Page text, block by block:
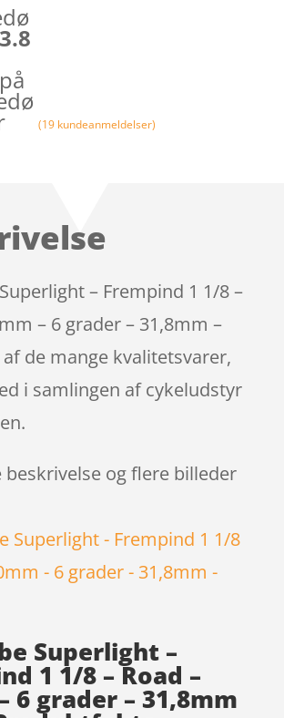
3.8
(19 kundeanmeldelser)
– Frempind 1 1/8 –
– 6 grader – 31,8mm –
de mange kvalitetsvarer,
i samlingen af cykeludstyr
beskrivelse og flere billeder
Superlight –
1 1/8 – Road –
6 grader – 31,8mm